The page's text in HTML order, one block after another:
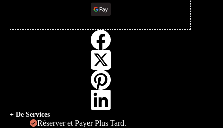
+ De Services
Réserver et Payer Plus Tard.